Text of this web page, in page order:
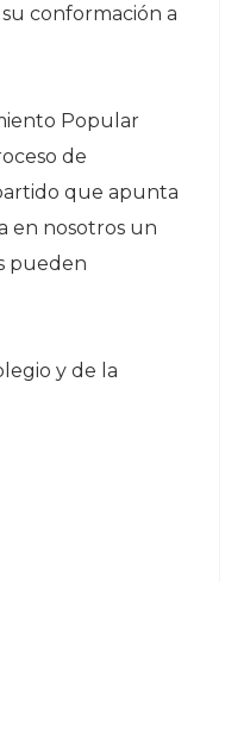
conformación a
Popular
de
que apunta
en nosotros un
pueden
y de la